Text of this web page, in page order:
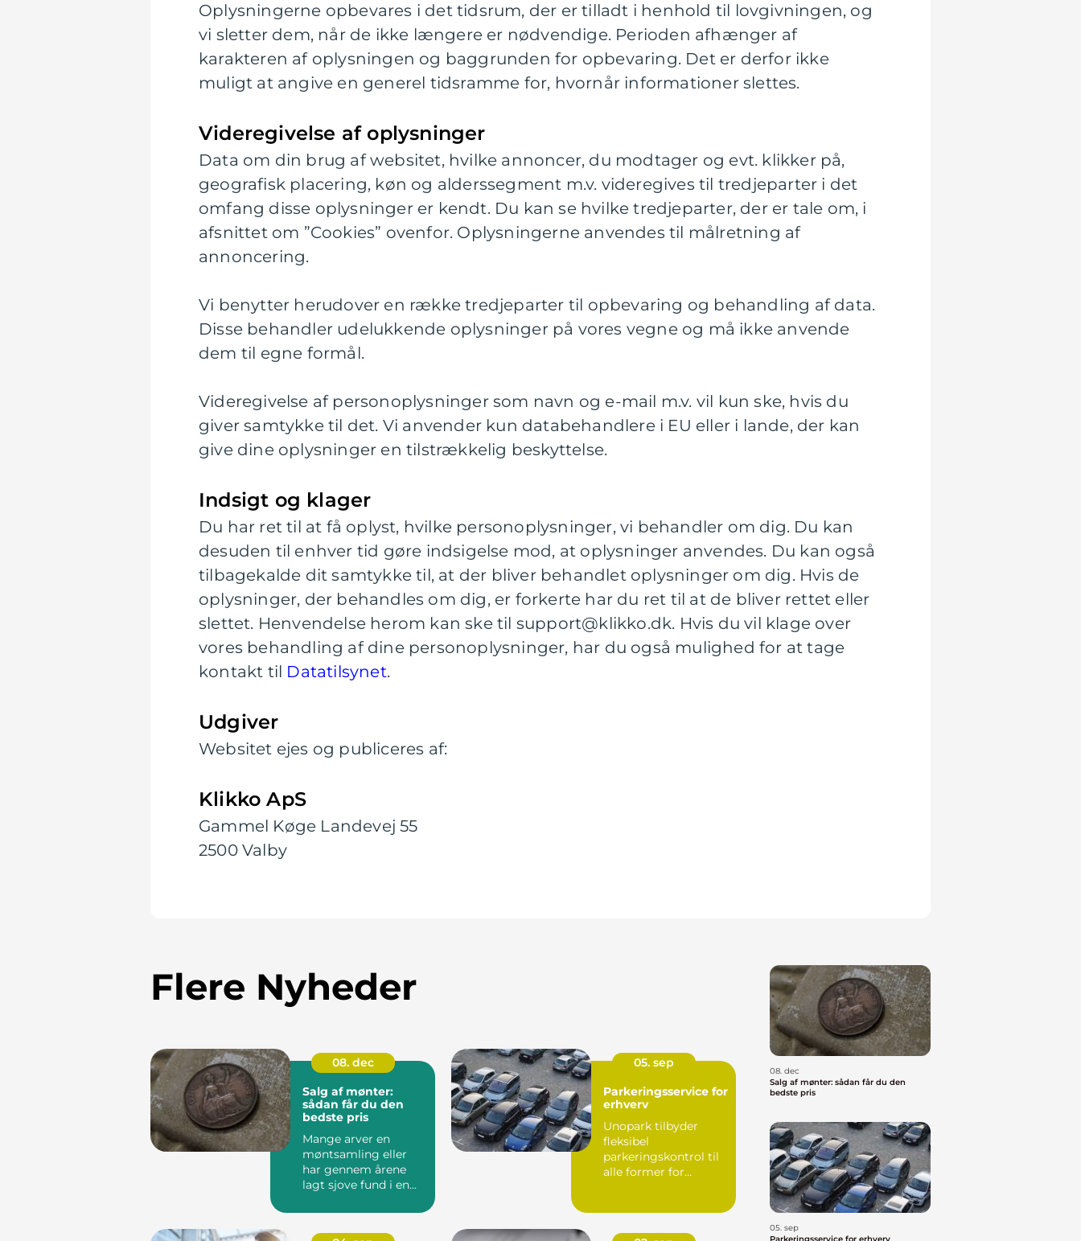
Oplysningerne opbevares i det tidsrum, der er tilladt i henhold til lovgivningen, og
vi sletter dem, når de ikke længere er nødvendige. Perioden afhænger af
karakteren af oplysningen og baggrunden for opbevaring. Det er derfor ikke
muligt at angive en generel tidsramme for, hvornår informationer slettes.
Videregivelse af oplysninger
Data om din brug af websitet, hvilke annoncer, du modtager og evt. klikker på,
geografisk placering, køn og alderssegment m.v. videregives til tredjeparter i det
omfang disse oplysninger er kendt. Du kan se hvilke tredjeparter, der er tale om, i
afsnittet om ”Cookies” ovenfor. Oplysningerne anvendes til målretning af
annoncering.
Vi benytter herudover en række tredjeparter til opbevaring og behandling af data.
Disse behandler udelukkende oplysninger på vores vegne og må ikke anvende
dem til egne formål.
Videregivelse af personoplysninger som navn og e-mail m.v. vil kun ske, hvis du
giver samtykke til det. Vi anvender kun databehandlere i EU eller i lande, der kan
give dine oplysninger en tilstrækkelig beskyttelse.
Indsigt og klager
Du har ret til at få oplyst, hvilke personoplysninger, vi behandler om dig. Du kan
desuden til enhver tid gøre indsigelse mod, at oplysninger anvendes. Du kan også
tilbagekalde dit samtykke til, at der bliver behandlet oplysninger om dig. Hvis de
oplysninger, der behandles om dig, er forkerte har du ret til at de bliver rettet eller
slettet. Henvendelse herom kan ske til support@klikko.dk. Hvis du vil klage over
vores behandling af dine personoplysninger, har du også mulighed for at tage
kontakt til Datatilsynet.
Udgiver
Websitet ejes og publiceres af:
Klikko ApS
Gammel Køge Landevej 55
2500 Valby
Flere Nyheder
08. dec
Salg af mønter:
sådan får du den
bedste pris
Mange arver en
møntsamling eller
har gennem årene
lagt sjove fund i en
05. sep
Parkeringsservice for
erhverv
Unopark tilbyder
fleksibel
parkeringskontrol til
alle former for
08. dec
Salg af mønter: sådan får du den
bedste pris
05. sep